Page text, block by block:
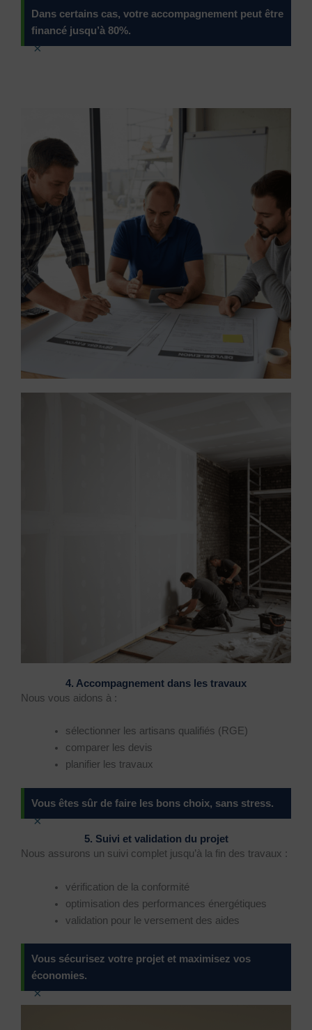
Dans certains cas, votre accompagnement peut être
financé jusqu’à 80%.
×
4. Accompagnement dans les travaux
Nous vous aidons à :
sélectionner les artisans qualifiés (RGE)
comparer les devis
planifier les travaux
Vous êtes sûr de faire les bons choix, sans stress.
×
5. Suivi et validation du projet
Nous assurons un suivi complet jusqu’à la fin des travaux :
vérification de la conformité
optimisation des performances énergétiques
validation pour le versement des aides
Vous sécurisez votre projet et maximisez vos
économies.
×